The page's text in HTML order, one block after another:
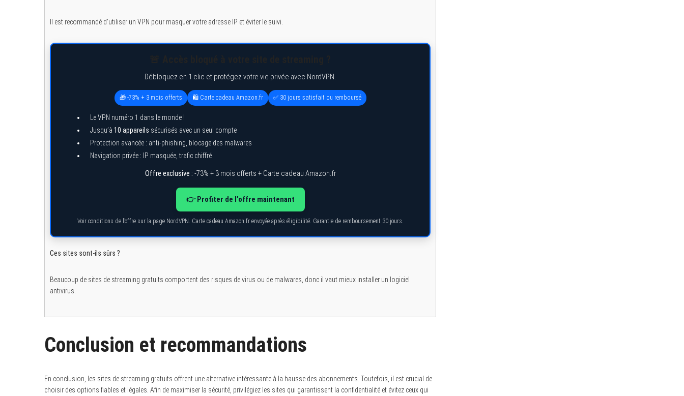
Il est recommandé d’utiliser un VPN pour masquer votre adresse IP et éviter le suivi.
Débloquez en 1 clic et protégez votre vie privée avec NordVPN.
🎁 -73% + 3 mois offerts 🛍️ Carte cadeau Amazon.fr ✅ 30 jours satisfait ou remboursé
Le VPN numéro 1 dans le monde !
Jusqu’à 10 appareils sécurisés avec un seul compte
Protection avancée : anti-phishing, blocage des malwares
Navigation privée : IP masquée, trafic chiffré
Offre exclusive : -73% + 3 mois offerts + Carte cadeau Amazon.fr
👉 Profiter de l’offre maintenant
Voir conditions de l’offre sur la page NordVPN. Carte cadeau Amazon.fr envoyée après éligibilité. Garantie de remboursement 30 jours.
Ces sites sont-ils sûrs ?
Beaucoup de sites de streaming gratuits comportent des risques de virus ou de malwares, donc il vaut mieux installer un logiciel
antivirus.
Conclusion et recommandations
En conclusion, les sites de streaming gratuits offrent une alternative intéressante à la hausse des abonnements. Toutefois, il est crucial de
choisir des options fiables et légales. Afin de maximiser la sécurité, privilégiez les sites qui garantissent la confidentialité et évitez ceux qui